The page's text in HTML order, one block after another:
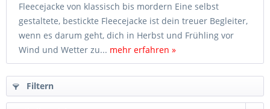
Fleecejacke von klassisch bis mordern Eine selbst
gestaltete, bestickte Fleecejacke ist dein treuer Begleiter,
wenn es darum geht, dich in Herbst und Frühling vor
Wind und Wetter zu... mehr erfahren »
Filtern